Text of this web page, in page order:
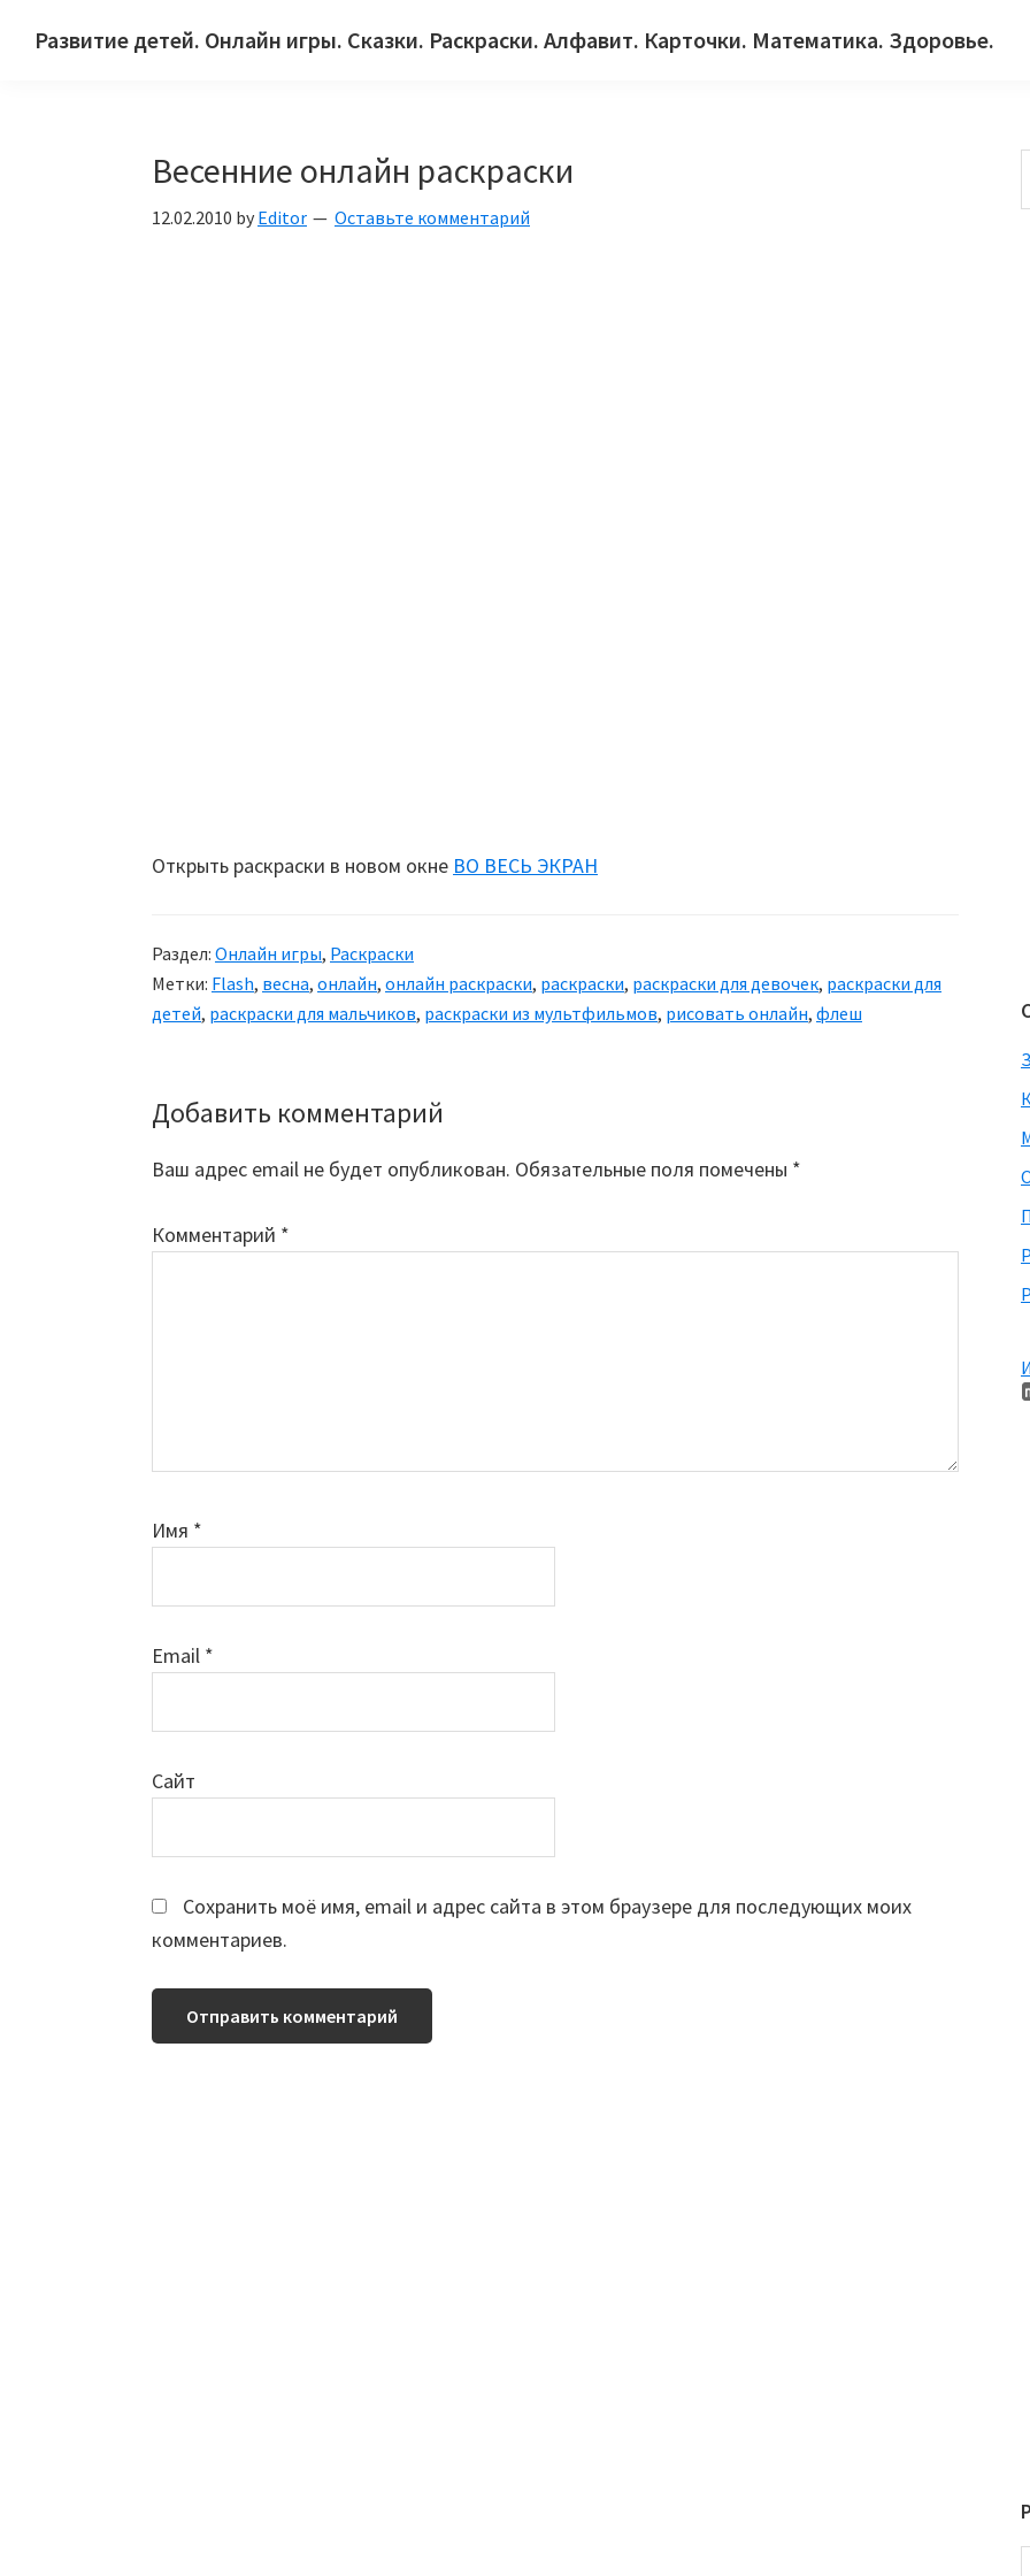
Развитие детей. Онлайн игры. Сказки. Раскраски. Алфавит. Карточки. Математика. Здоровье.
Весенние онлайн раскраски
12.02.2010 by Editor Оставьте комментарий
Открыть раскраски в новом окне ВО ВЕСЬ ЭКРАН
Раздел: Онлайн игры, Раскраски
Метки: Flash, весна, онлайн, онлайн раскраски, раскраски, раскраски для девочек, раскраски для
детей, раскраски для мальчиков, раскраски из мультфильмов, рисовать онлайн, флеш
Reader
Interactions
Добавить комментарий
Ваш адрес email не будет опубликован. Обязательные поля помечены *
Комментарий *
Имя *
Email *
Сайт
Сохранить моё имя, email и адрес сайта в этом браузере для последующих моих
комментариев.